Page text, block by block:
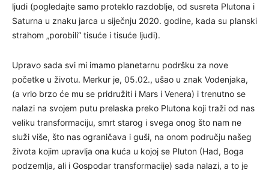
ljudi (pogledajte samo proteklo razdoblje, od susreta Plutona i
Saturna u znaku jarca u siječnju 2020. godine, kada su planski
strahom „porobili“ tisuće i tisuće ljudi).
Upravo sada svi mi imamo planetarnu podršku za nove
početke u životu. Merkur je, 05.02., ušao u znak Vodenjaka,
(a vrlo brzo će mu se pridružiti i Mars i Venera) i trenutno se
nalazi na svojem putu prelaska preko Plutona koji traži od nas
veliku transformaciju, smrt starog i svega onog što nam ne
služi više, što nas ograničava i guši, na onom području našeg
života kojim upravlja ona kuća u kojoj se Pluton (Had, Boga
podzemlja, ali i Gospodar transformacije) sada nalazi, a to je